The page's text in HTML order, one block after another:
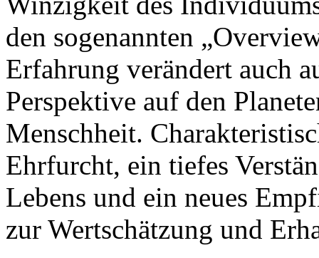
den sogenannten
Erfahrung verändert auch
Perspektive auf den
Menschheit.
Ehrfurcht, ein tiefes
Lebens und ein neues
zur Wertschätzung und